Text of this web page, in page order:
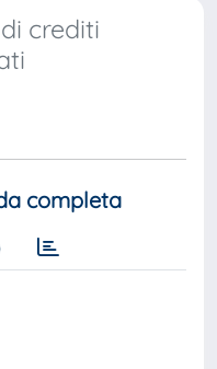
crediti
completa